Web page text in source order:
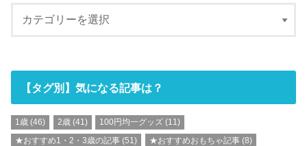
【タグ別】気になる記事は？
1歳 (46) 2歳(41) 100円均一グッズ(11)
★おすすめ1・2・3歳の記事 (51) ★おすすめおもちゃ記事(8)